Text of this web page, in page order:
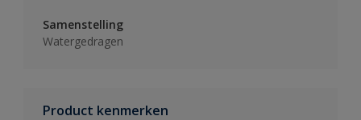
Samenstelling
Watergedragen
Product kenmerken